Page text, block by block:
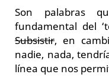
Son palabras
fundamental del
Subsistir, en
nadie, nada,
línea que nos